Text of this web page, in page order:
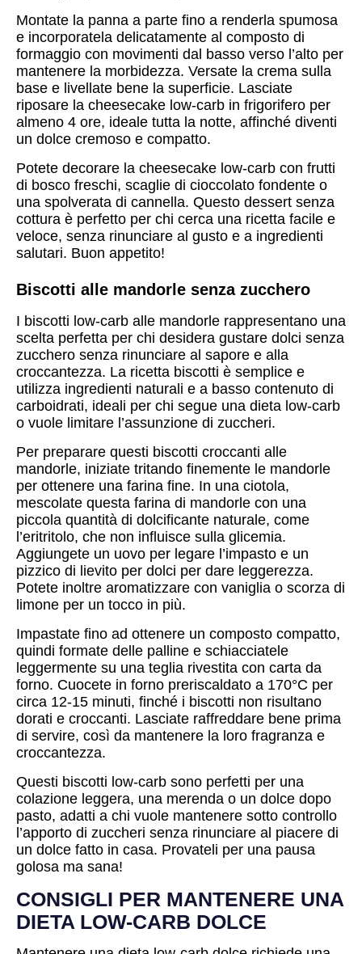
Montate la panna a parte fino a renderla spumosa
e incorporatela delicatamente al composto di
formaggio con movimenti dal basso verso l’alto per
mantenere la morbidezza. Versate la crema sulla
base e livellate bene la superficie. Lasciate
riposare la cheesecake low-carb in frigorifero per
almeno 4 ore, ideale tutta la notte, affinché diventi
un dolce cremoso e compatto.
Potete decorare la cheesecake low-carb con frutti
di bosco freschi, scaglie di cioccolato fondente o
una spolverata di cannella. Questo dessert senza
cottura è perfetto per chi cerca una ricetta facile e
veloce, senza rinunciare al gusto e a ingredienti
salutari. Buon appetito!
Biscotti alle mandorle senza zucchero
I biscotti low-carb alle mandorle rappresentano una
scelta perfetta per chi desidera gustare dolci senza
zucchero senza rinunciare al sapore e alla
croccantezza. La ricetta biscotti è semplice e
utilizza ingredienti naturali e a basso contenuto di
carboidrati, ideali per chi segue una dieta low-carb
o vuole limitare l’assunzione di zuccheri.
Per preparare questi biscotti croccanti alle
mandorle, iniziate tritando finemente le mandorle
per ottenere una farina fine. In una ciotola,
mescolate questa farina di mandorle con una
piccola quantità di dolcificante naturale, come
l’eritritolo, che non influisce sulla glicemia.
Aggiungete un uovo per legare l’impasto e un
pizzico di lievito per dolci per dare leggerezza.
Potete inoltre aromatizzare con vaniglia o scorza di
limone per un tocco in più.
Impastate fino ad ottenere un composto compatto,
quindi formate delle palline e schiacciatele
leggermente su una teglia rivestita con carta da
forno. Cuocete in forno preriscaldato a 170°C per
circa 12-15 minuti, finché i biscotti non risultano
dorati e croccanti. Lasciate raffreddare bene prima
di servire, così da mantenere la loro fragranza e
croccantezza.
Questi biscotti low-carb sono perfetti per una
colazione leggera, una merenda o un dolce dopo
pasto, adatti a chi vuole mantenere sotto controllo
l’apporto di zuccheri senza rinunciare al piacere di
un dolce fatto in casa. Provateli per una pausa
golosa ma sana!
CONSIGLI PER MANTENERE UNA
DIETA LOW-CARB DOLCE